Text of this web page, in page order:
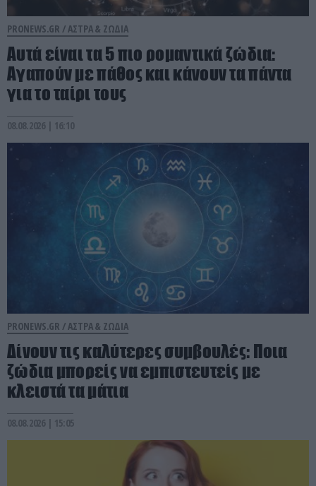
PRONEWS.GR / ΑΣΤΡΑ & ΖΩΔΙΑ
Αυτά είναι τα 5 πιο ρομαντικά ζώδια:
Αγαπούν με πάθος και κάνουν τα πάντα
για το ταίρι τους
08.08.2026 | 16:10
PRONEWS.GR / ΑΣΤΡΑ & ΖΩΔΙΑ
Δίνουν τις καλύτερες συμβουλές: Ποια
ζώδια μπορείς να εμπιστευτείς με
κλειστά τα μάτια
08.08.2026 | 15:05